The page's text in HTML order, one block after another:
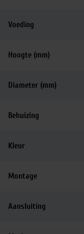
Voeding
Hoogte (mm)
Diameter (mm)
Behuizing
Kleur
Montage
Aansluiting